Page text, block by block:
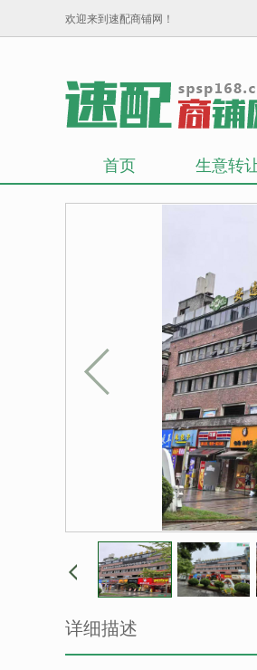
欢迎来到速配商铺网！
首页 生意转
详细描述